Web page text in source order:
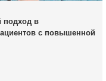
подход в
с повышенной